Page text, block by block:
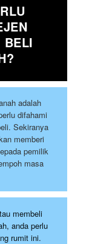
BELI
adalah
difahami
Sekiranya
memberi
pemilik
masa
membeli
anda perlu
rumit ini.